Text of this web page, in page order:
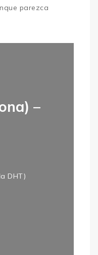
parezca
–
DHT)